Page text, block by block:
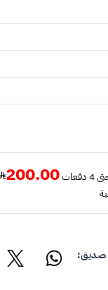
200.00
صديق: